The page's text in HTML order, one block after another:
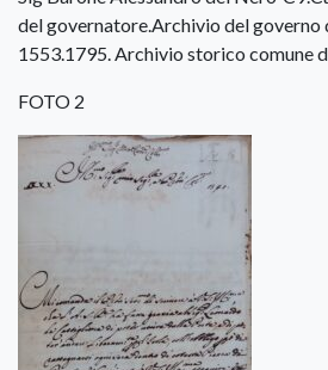
del governatore.Archivio del
1553.1795. Archivio storico comune
FOTO 2